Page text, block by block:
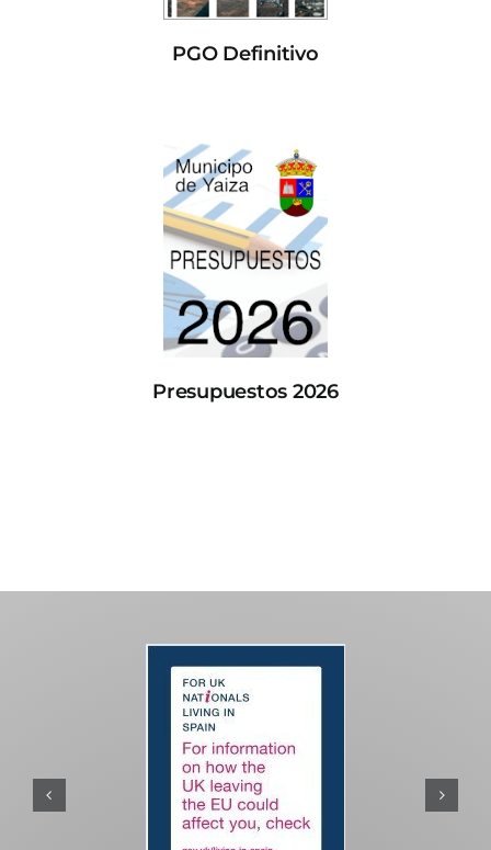
PGO Definitivo
Presupuestos 2026